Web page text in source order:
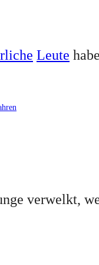
Leute
verwelkt,